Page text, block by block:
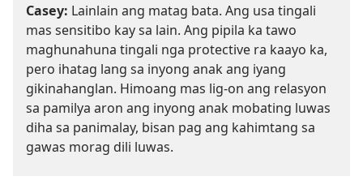
Casey: Lainlain ang matag bata. Ang usa tingali
mas sensitibo kay sa lain. Ang pipila ka tawo
maghunahuna tingali nga protective ra kaayo ka,
pero ihatag lang sa inyong anak ang iyang
gikinahanglan. Himoang mas lig-on ang relasyon
sa pamilya aron ang inyong anak mobating luwas
diha sa panimalay, bisan pag ang kahimtang sa
gawas morag dili luwas.